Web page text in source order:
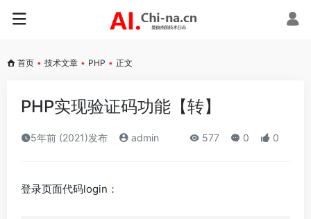
首页 • 技术文章 • PHP • 正文
PHP实现验证码功能【转】
5年前 (2021)发布 admin 577 0 0
登录页面代码login：